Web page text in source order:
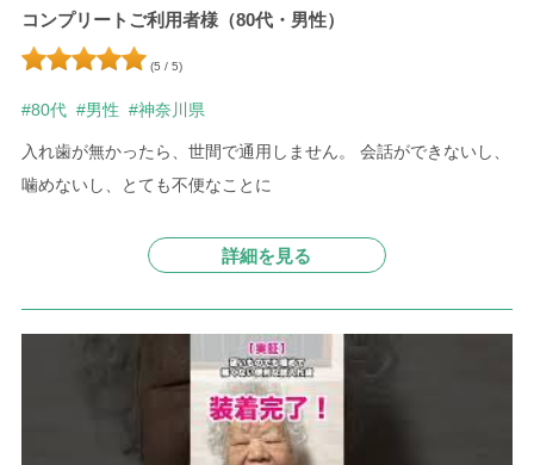
コンプリートご利用者様（80代・男性）
(5 / 5)
#80代 #男性 #神奈川県
入れ歯が無かったら、世間で通用しません。
会話ができないし、
噛めないし、とても不便なことに
詳細を見る